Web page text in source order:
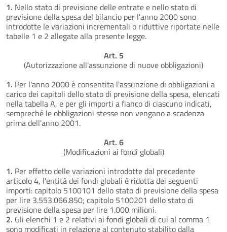
1. Nello stato di previsione delle entrate e nello stato di
previsione della spesa del bilancio per l'anno 2000 sono
introdotte le variazioni incrementali o riduttive riportate nelle
tabelle 1 e 2 allegate alla presente legge.
Art. 5
(Autorizzazione all'assunzione di nuove obbligazioni)
1. Per l'anno 2000 è consentita l'assunzione di obbligazioni a
carico dei capitoli dello stato di previsione della spesa, elencati
nella tabella A, e per gli importi a fianco di ciascuno indicati,
sempreché le obbligazioni stesse non vengano a scadenza
prima dell'anno 2001.
Art. 6
(Modificazioni ai fondi globali)
1. Per effetto delle variazioni introdotte dal precedente
articolo 4, l'entità dei fondi globali è ridotta dei seguenti
importi: capitolo 5100101 dello stato di previsione della spesa
per lire 3.553.066.850; capitolo 5100201 dello stato di
previsione della spesa per lire 1.000 milioni.
2. Gli elenchi 1 e 2 relativi ai fondi globali di cui al comma 1
sono modificati in relazione al contenuto stabilito dalla